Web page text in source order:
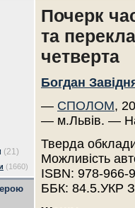
(21)
(1660)
Почерк
та
четверта
Богдан
— СПОЛОМ,
— м.Львів. —
Тверда
Можливість
ISBN: 978-966-
ББК: 84.5.УКР